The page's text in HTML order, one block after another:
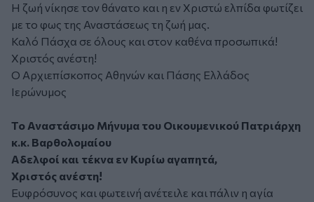
Η ζωή νίκησε τον θάνατο και η εν Χριστώ ελπίδα φωτίζει
με το φως της Αναστάσεως τη ζωή μας.
Καλό Πάσχα σε όλους και στον καθένα προσωπικά!
Χριστός ανέστη!
Ο Αρχιεπίσκοπος Αθηνών και Πάσης Ελλάδος
Ιερώνυμος
Το Αναστάσιμο Μήνυμα του Οικουμενικού Πατριάρχη
κ.κ. Βαρθολομαίου
Αδελφοί και τέκνα εν Κυρίω αγαπητά,
Χριστός ανέστη!
Ευφρόσυνος και φωτεινή ανέτειλε και πάλιν η αγία